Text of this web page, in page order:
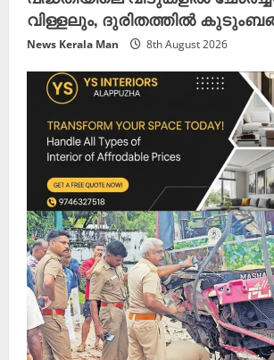
വിള്ളലും, ദുരിതത്തിൽ
News Kerala Man 8th August 2026